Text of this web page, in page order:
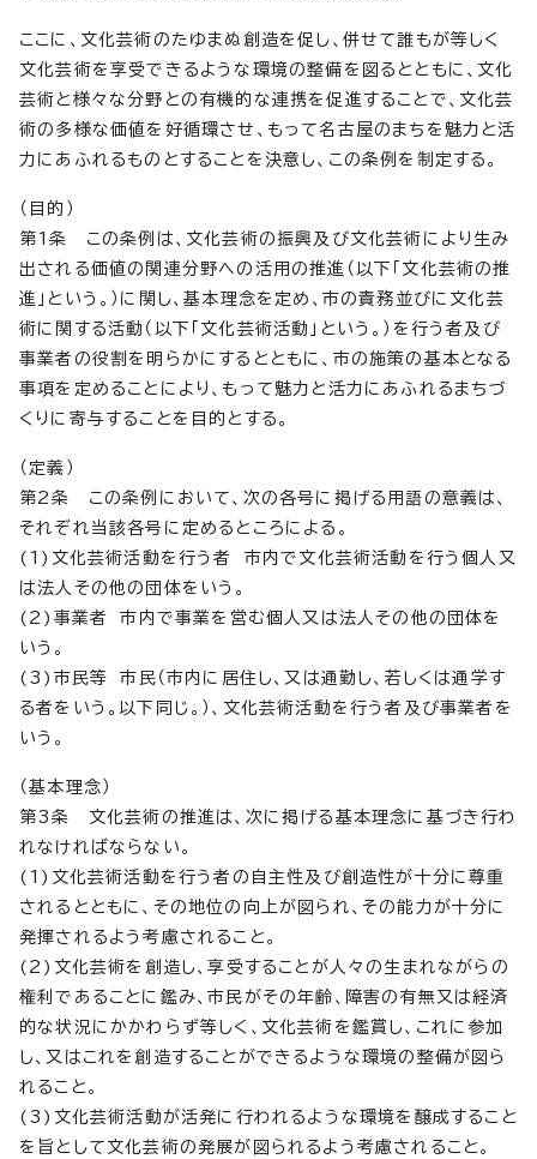
ここに、文化芸術のたゆまぬ創造を促し、併せて誰もが等しく
文化芸術を享受できるような環境の整備を図るとともに、文化
芸術と様々な分野との有機的な連携を促進することで、文化芸
術の多様な価値を好循環させ、もって名古屋のまちを魅力と活
力にあふれるものとすることを決意し、この条例を制定する。
（目的）
第1条 この条例は、文化芸術の振興及び文化芸術により生み
出される価値の関連分野への活用の推進（以下「文化芸術の推
進」という。）に関し、基本理念を定め、市の責務並びに文化芸
術に関する活動（以下「文化芸術活動」という。）を行う者及び
事業者の役割を明らかにするとともに、市の施策の基本となる
事項を定めることにより、もって魅力と活力にあふれるまちづ
くりに寄与することを目的とする。
（定義）
第2条 この条例において、次の各号に掲げる用語の意義は、
それぞれ当該各号に定めるところによる。
(1)文化芸術活動を行う者 市内で文化芸術活動を行う個人又
は法人その他の団体をいう。
(2)事業者 市内で事業を営む個人又は法人その他の団体を
いう。
(3)市民等 市民（市内に居住し、又は通勤し、若しくは通学す
る者をいう。以下同じ。）、文化芸術活動を行う者及び事業者を
いう。
（基本理念）
第3条 文化芸術の推進は、次に掲げる基本理念に基づき行わ
れなければならない。
(1)文化芸術活動を行う者の自主性及び創造性が十分に尊重
されるとともに、その地位の向上が図られ、その能力が十分に
発揮されるよう考慮されること。
(2)文化芸術を創造し、享受することが人々の生まれながらの
権利であることに鑑み、市民がその年齢、障害の有無又は経済
的な状況にかかわらず等しく、文化芸術を鑑賞し、これに参加
し、又はこれを創造することができるような環境の整備が図ら
れること。
(3)文化芸術活動が活発に行われるような環境を醸成すること
を旨として文化芸術の発展が図られるよう考慮されること。